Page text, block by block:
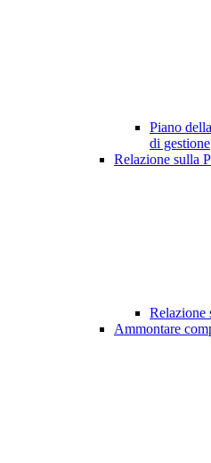
Piano
di gestione
Relazione sulla
Relazione
Ammontare